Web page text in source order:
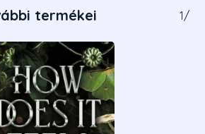
termékei 1/